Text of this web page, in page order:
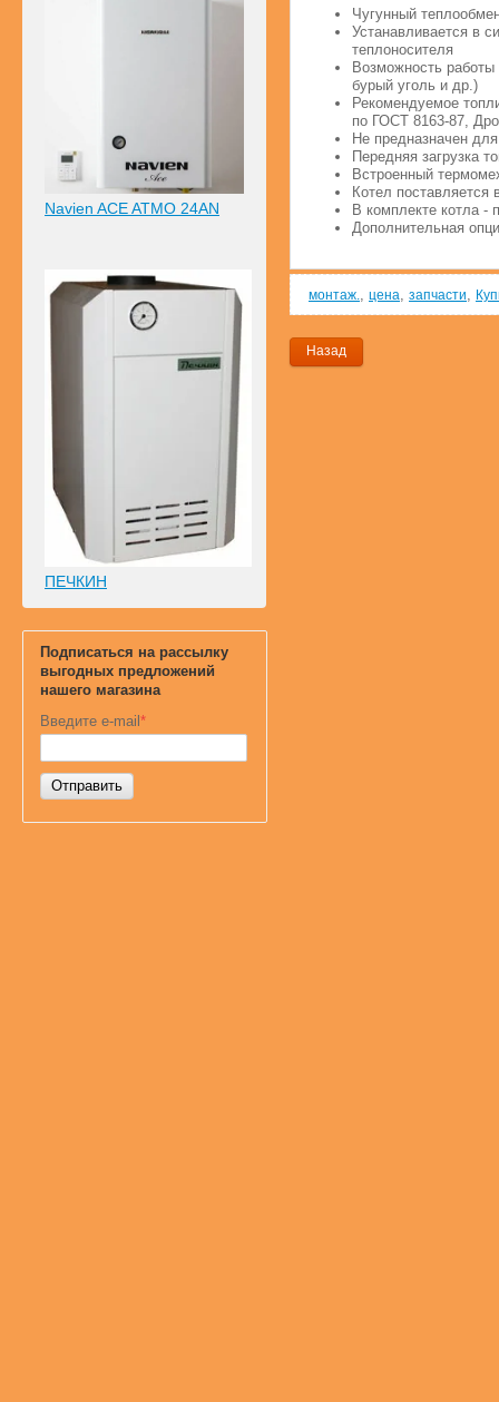
Navien ACE ATMO 24AN
ПЕЧКИН
Подписаться на рассылку
выгодных предложений
нашего магазина
Введите e-mail *
Отправить
Чугунный
Устанавливается в
теплоносителя
Возможность работы
бурый уголь и др.)
Рекомендуемое
по ГОСТ 8163-87,
Не предназначен
Передняя загрузка
Встроенный
Котел
В комплекте котла -
Дополнительная
монтаж., цена, запчасти,
Назад